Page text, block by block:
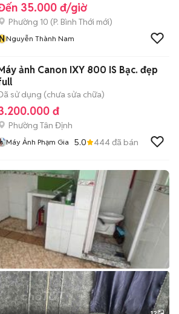
35.000 đ/giờ
Phường 10 (P. Bình Thới mới)
Nguyễn Thành Nam
ảnh Canon IXY 800 IS Bạc. đẹp
sử dụng (chưa sửa chữa)
đ
Phường Tân Định
Máy Ảnh Phạm Gia 5.0 444đã bán